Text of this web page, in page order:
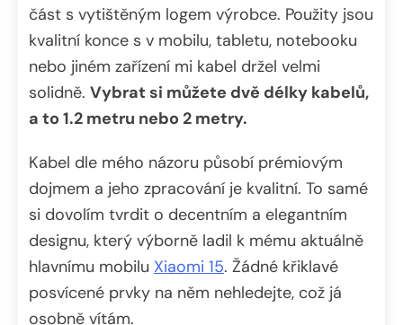
část s vytištěným logem výrobce. Použity jsou
kvalitní konce s v mobilu, tabletu, notebooku
nebo jiném zařízení mi kabel držel velmi
solidně. Vybrat si můžete dvě délky kabelů,
a to 1.2 metru nebo 2 metry.
Kabel dle mého názoru působí prémiovým
dojmem a jeho zpracování je kvalitní. To samé
si dovolím tvrdit o decentním a elegantním
designu, který výborně ladil k mému aktuálně
hlavnímu mobilu Xiaomi 15. Žádné křiklavé
posvícené prvky na něm nehledejte, což já
osobně vítám.